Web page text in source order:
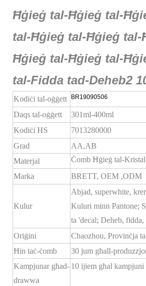
Kodiċi tal-oġġett BR19090506
Daqs tal-oġġett
301ml-400ml
Kodiċi HS
7013280000
Grad
AA,AB
Materjal
Ċomb Ħġieġ tal-
Marka
BRETT, OEM ,ODM
Kulur
Abjad, superwhite,
Kuluri minn Pantone;
ta 'decal; Deheb, fidda,
Oriġini
Chaozhou, Provinċja
Ħin taċ-ċomb
30 jum għall-
Kampjunar għad-
drawwa
10 ijiem għal kampjuni